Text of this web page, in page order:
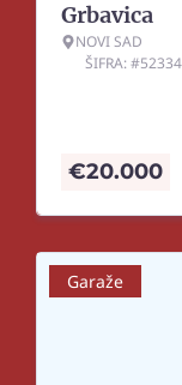
Grbavica
NOVI SAD
ŠIFRA:
€20.000
Garaže